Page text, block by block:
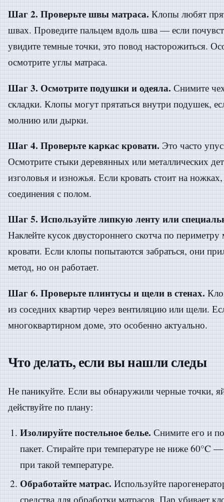
Шаг 2. Проверьте швы матраса. Клопы любят
швах. Проведите пальцем вдоль шва — если
увидите темные точки, это повод насторожиться.
осмотрите углы матраса.
Шаг 3. Осмотрите подушки и одеяла. Снимите
складки. Клопы могут прятаться внутри подушек,
молнию или дырки.
Шаг 4. Проверьте каркас кровати. Это часто
Осмотрите стыки деревянных или металлических
изголовья и изножья. Если кровать стоит на ножках,
соединения с полом.
Шаг 5. Используйте липкую ленту или
Наклейте кусок двустороннего скотча по
кровати. Если клопы попытаются забраться, они
метод, но он работает.
Шаг 6. Проверьте плинтусы и щели в стенах.
из соседних квартир через вентиляцию или щели.
многоквартирном доме, это особенно актуально.
Что делать, если вы нашли следы
Не паникуйте. Если вы обнаружили черные точки,
действуйте по плану:
Изолируйте постельное белье. Снимите его и
пакет. Стирайте при температуре не ниже 60°C
при такой температуре.
Обработайте матрас. Используйте
средства для обработки матрасов. Пар убивает